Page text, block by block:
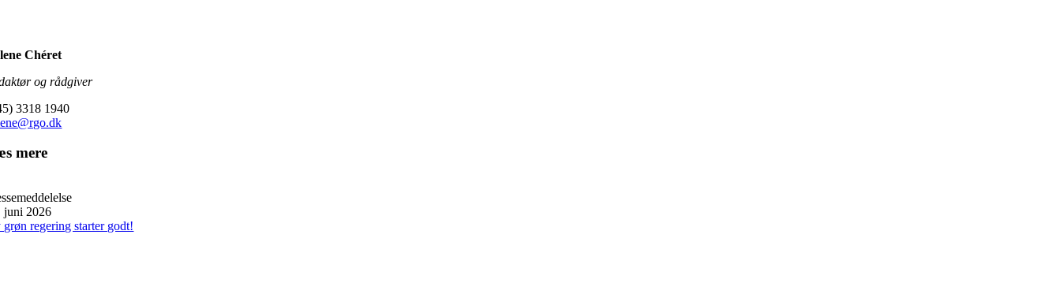
Chéret
og rådgiver
3318 1940
mere
juni 2026
regering starter godt!